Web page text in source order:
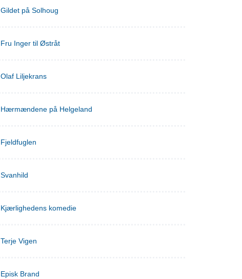
Gildet på Solhoug
Fru Inger til Østråt
Olaf Liljekrans
Hærmændene på Helgeland
Fjeldfuglen
Svanhild
Kjærlighedens komedie
Terje Vigen
Episk Brand